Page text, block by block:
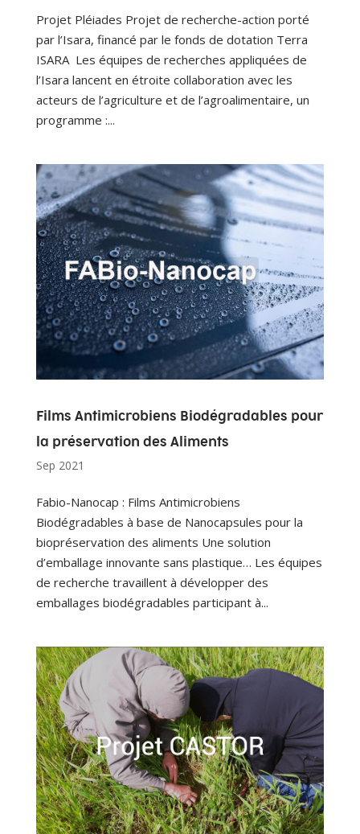
Projet Pléiades Projet de recherche-action porté
par l’Isara, financé par le fonds de dotation Terra
ISARA Les équipes de recherches appliquées de
l’Isara lancent en étroite collaboration avec les
acteurs de l’agriculture et de l’agroalimentaire, un
programme :...
Films Antimicrobiens Biodégradables pour
la préservation des Aliments
Sep 2021
Fabio-Nanocap : Films Antimicrobiens
Biodégradables à base de Nanocapsules pour la
biopréservation des aliments Une solution
d’emballage innovante sans plastique… Les équipes
de recherche travaillent à développer des
emballages biodégradables participant à...